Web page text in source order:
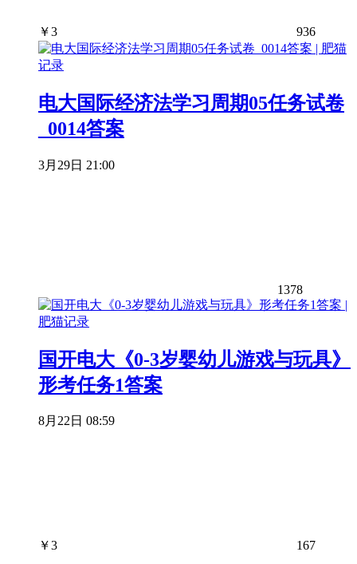
￥3 936
电大国际经济法学习周期05任务试卷
_0014答案
3月29日 21:00
1378
国开电大《0-3岁婴幼儿游戏与玩具》
形考任务1答案
8月22日 08:59
￥3 167